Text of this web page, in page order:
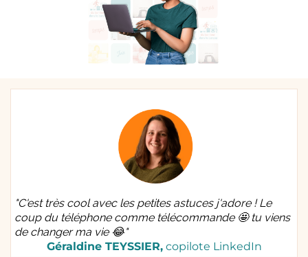
"C'est très cool avec les petites astuces j'adore ! Le
coup du téléphone comme télécommande 🤩 tu viens
de changer ma vie 😂"
Géraldine TEYSSIER,copilote LinkedIn